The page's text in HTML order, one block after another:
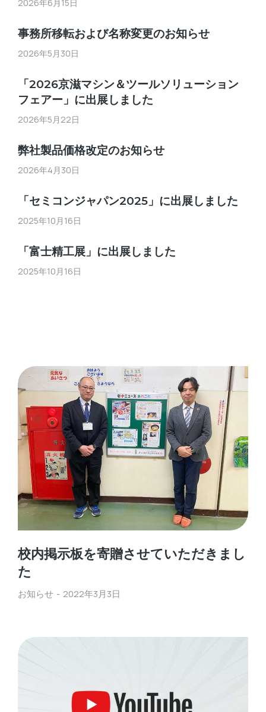
2026年6月15日
事務所移転および名称変更のお知らせ
2026年5月30日
「2026京滋マシン＆ツールソリューション
フェアー」に出展しました
2026年5月22日
弊社製品価格改定のお知らせ
2026年4月30日
「セミコンジャパン2025」に出展しました
2025年10月16日
「富士精工展」に出展しました
2025年10月16日
校内掲示板を寄贈させていただきまし
た
お知らせ 2022年3月3日